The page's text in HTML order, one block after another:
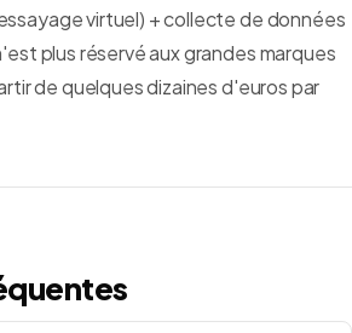
virtuel) + collecte de données
plus réservé aux grandes marques
de quelques dizaines d'euros par